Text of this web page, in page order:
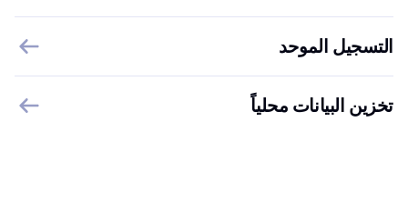
التسجيل الموحد
تخزين البيانات محلياً